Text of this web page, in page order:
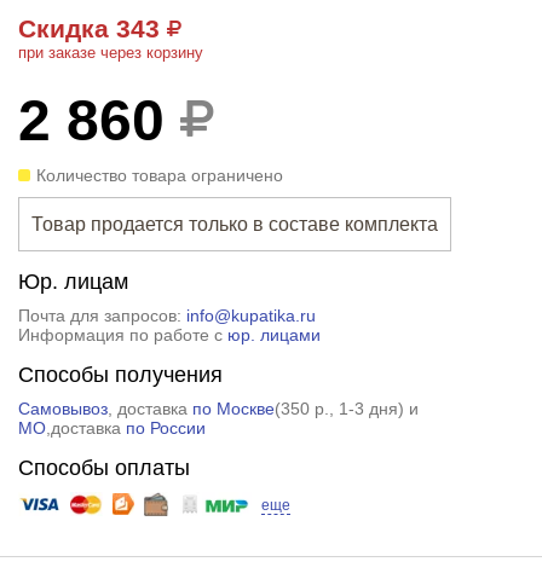
Скидка 343
при заказе через корзину
2 860
Количество товара ограничено
Товар продается только в составе комплекта
Юр. лицам
Почта для запросов: info@kupatika.ru
Информация по работе с юр. лицами
Способы получения
Самовывоз, доставка по Москве(350 р.
, 1-3 дня) и
МО,доставка по России
Способы оплаты
еще